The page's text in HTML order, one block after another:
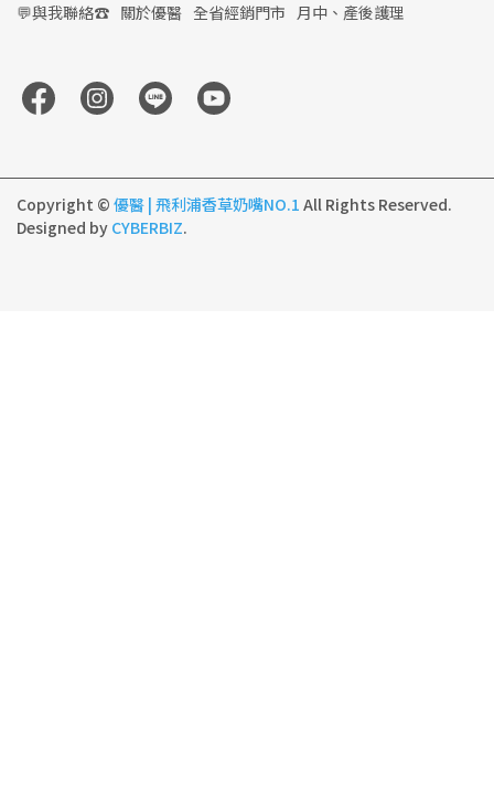
💬與我聯絡☎️ 關於優醫 全省經銷門市 月中、產後護理
Copyright © 優醫 | 飛利浦香草奶嘴NO.1 All Rights Reserved.
Designed by CYBERBIZ.